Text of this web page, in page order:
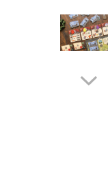
5 - 6 jucători
Premiate internațional